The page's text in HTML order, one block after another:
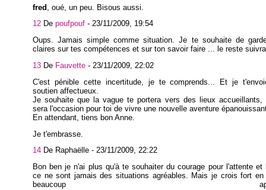
fred , oué, un peu. Bisous aussi.
12 De poufpouf - 23/11/2009, 19:54
Oups. Jamais simple comme situation. Je te souhaite de
claires sur tes compétences et sur ton savoir faire ... le reste
13 De Fauvette - 23/11/2009, 22:02
C'est pénible cette incertitude, je te comprends... Et je
soutien affectueux.
Je souhaite que la vague te portera vers des lieux accueillants,
sera l'occasion pour toi de vivre une nouvelle aventure
En attendant, tiens bon Anne.
Je t'embrasse.
14 De Raphaëlle - 23/11/2009, 22:22
Bon ben je n'ai plus qu'à te souhaiter du courage pour l'attente et
ce ne sont jamais des situations agréables. Mais je crois fort
beaucoup